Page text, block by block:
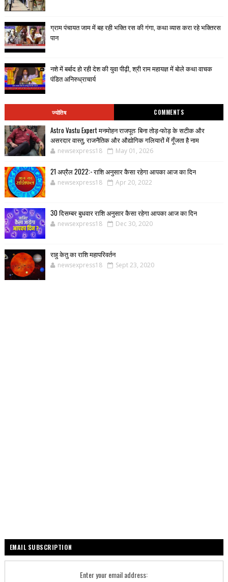
ग्राम पंचायत जाम में बह रही भक्ति रस की गंगा, कथा व्यास करा रहे भक्तिरस
पान
नशे में बर्बाद हो रही देश की युवा पीढ़ी, श्री राम महायज्ञ में बोले कथा वाचक
पंडित अनिरुध्राचार्य
ज्योतिष COMMENTS
Astro Vastu Expert मनमोहन राजपूत: बिना तोड़-फोड़ के सटीक और
असरदार वास्तु, राजनैतिक और औद्योगिक गलियारों में गूँजता है नाम
newsexpress18 May 01, 2026
21 अप्रैल 2022:- राशि अनुसार कैसा रहेगा आपका आज का दिन
newsexpress18 Apr 20, 2022
30 दिसम्बर बुधवार राशि अनुसार कैसा रहेगा आपका आज का दिन
newsexpress18 Dec 30, 2020
राहु केतु का राशि महापरिवर्तन
newsexpress18 Sept 23, 2020
EMAIL SUBSCRIPTION
Enter your email address: